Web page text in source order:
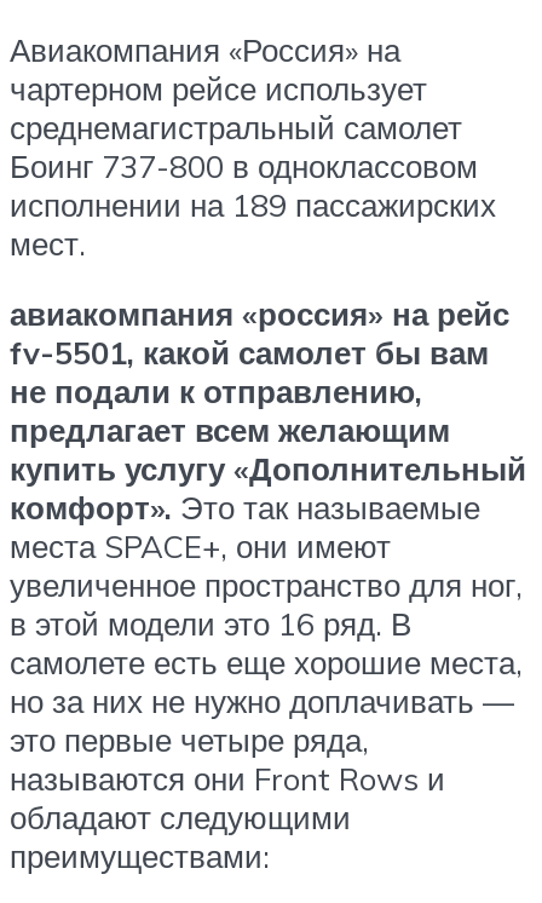
Авиакомпания «Россия» на
чартерном рейсе использует
среднемагистральный самолет
Боинг 737-800 в одноклассовом
исполнении на 189 пассажирских
мест.
авиакомпания «россия» на рейс
fv-5501, какой самолет бы вам
не подали к отправлению,
предлагает всем желающим
купить услугу «Дополнительный
комфорт». Это так называемые
места SPACE+, они имеют
увеличенное пространство для ног,
в этой модели это 16 ряд. В
самолете есть еще хорошие места,
но за них не нужно доплачивать —
это первые четыре ряда,
называются они Front Rows и
обладают следующими
преимуществами: